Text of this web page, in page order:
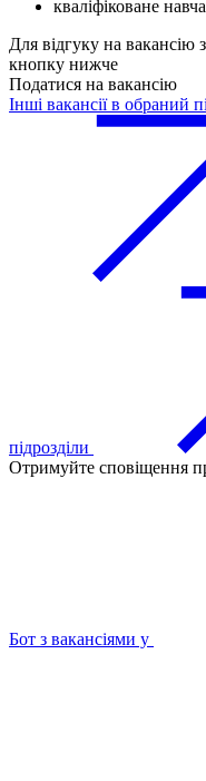
кваліфіковане
Для відгуку на
кнопку нижче
Податися на вакансію
Інші вакансії в обраний
підрозділи
Отримуйте сповіщення
Бот з вакансіями у